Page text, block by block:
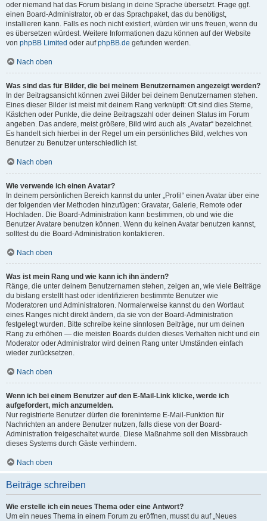
oder niemand hat das Forum bislang in deine Sprache übersetzt. Frage ggf.
einen Board-Administrator, ob er das Sprachpaket, das du benötigst,
installieren kann. Falls es noch nicht existiert, würden wir uns freuen, wenn du
es übersetzen würdest. Weitere Informationen dazu können auf der Website
von phpBB Limited oder aufphpBB.de gefunden werden.
Nach oben
Was sind das für Bilder, die bei meinem Benutzernamen angezeigt werden?
In der Beitragsansicht können zwei Bilder bei deinem Benutzernamen stehen.
Eines dieser Bilder ist meist mit deinem Rang verknüpft: Oft sind dies Sterne,
Kästchen oder Punkte, die deine Beitragszahl oder deinen Status im Forum
angeben. Das andere, meist größere, Bild wird auch als „Avatar“ bezeichnet.
Es handelt sich hierbei in der Regel um ein persönliches Bild, welches von
Benutzer zu Benutzer unterschiedlich ist.
Nach oben
Wie verwende ich einen Avatar?
In deinem persönlichen Bereich kannst du unter „Profil“ einen Avatar über eine
der folgenden vier Methoden hinzufügen: Gravatar, Galerie, Remote oder
Hochladen. Die Board-Administration kann bestimmen, ob und wie die
Benutzer Avatare benutzen können. Wenn du keinen Avatar benutzen kannst,
solltest du die Board-Administration kontaktieren.
Nach oben
Was ist mein Rang und wie kann ich ihn ändern?
Ränge, die unter deinem Benutzernamen stehen, zeigen an, wie viele Beiträge
du bislang erstellt hast oder identifizieren bestimmte Benutzer wie
Moderatoren und Administratoren. Normalerweise kannst du den Wortlaut
eines Ranges nicht direkt ändern, da sie von der Board-Administration
festgelegt wurden. Bitte schreibe keine sinnlosen Beiträge, nur um deinen
Rang zu erhöhen — die meisten Boards dulden dieses Verhalten nicht und ein
Moderator oder Administrator wird deinen Rang unter Umständen einfach
wieder zurücksetzen.
Nach oben
Wenn ich bei einem Benutzer auf den E-Mail-Link klicke, werde ich
aufgefordert, mich anzumelden.
Nur registrierte Benutzer dürfen die foreninterne E-Mail-Funktion für
Nachrichten an andere Benutzer nutzen, falls diese von der Board-
Administration freigeschaltet wurde. Diese Maßnahme soll den Missbrauch
dieses Systems durch Gäste verhindern.
Nach oben
Beiträge schreiben
Wie erstelle ich ein neues Thema oder eine Antwort?
Um ein neues Thema in einem Forum zu eröffnen, musst du auf „Neues